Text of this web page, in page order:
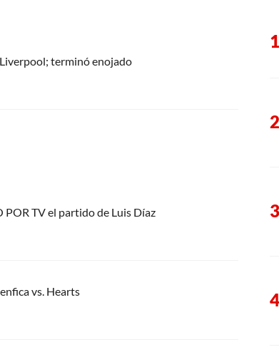
terminó enojado
TV el partido de Luis Díaz
vs. Hearts